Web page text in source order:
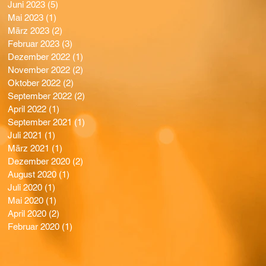
Juni 2023 (5)
Mai 2023 (1)
März 2023 (2)
Februar 2023 (3)
Dezember 2022 (1)
November 2022 (2)
Oktober 2022 (2)
September 2022 (2)
April 2022 (1)
September 2021 (1) 1 Beitrag
Juli 2021 (1) 1 Beitrag
März 2021 (1)
Dezember 2020 (2)
August 2020 (1)
Juli 2020 (1)
Mai 2020 (1)
April 2020 (2)
Februar 2020 (1)